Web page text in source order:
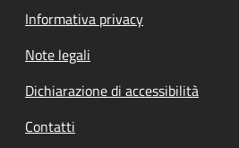
Informativa privacy
Note legali
Dichiarazione di accessibilità
Contatti